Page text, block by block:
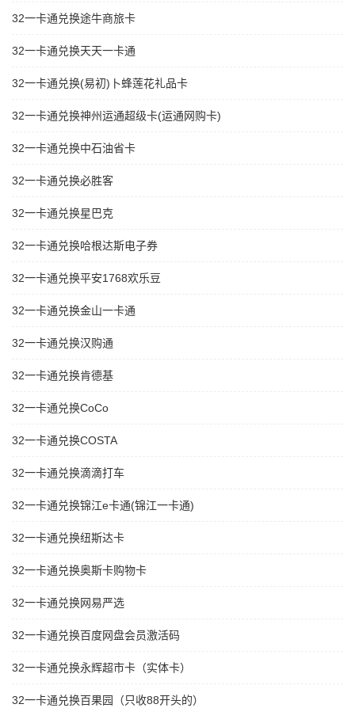
32一卡通兑换途牛商旅卡
32一卡通兑换天天一卡通
32一卡通兑换(易初)卜蜂莲花礼品卡
32一卡通兑换神州运通超级卡(运通网购卡)
32一卡通兑换中石油省卡
32一卡通兑换必胜客
32一卡通兑换星巴克
32一卡通兑换哈根达斯电子券
32一卡通兑换平安1768欢乐豆
32一卡通兑换金山一卡通
32一卡通兑换汉购通
32一卡通兑换肯德基
32一卡通兑换CoCo
32一卡通兑换COSTA
32一卡通兑换滴滴打车
32一卡通兑换锦江e卡通(锦江一卡通)
32一卡通兑换纽斯达卡
32一卡通兑换奥斯卡购物卡
32一卡通兑换网易严选
32一卡通兑换百度网盘会员激活码
32一卡通兑换永辉超市卡（实体卡）
32一卡通兑换百果园（只收88开头的）